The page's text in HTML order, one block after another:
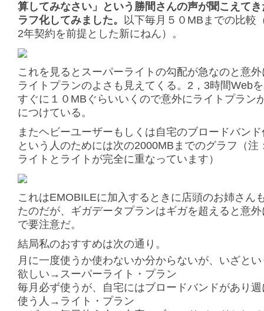
算してみなさい」という勝間さんの声が聞こえて
ラフ化してみました。
以下毎月５０MBまでの比較
2年契約を前提とした新にねん）。
これを見るとスーパーライトの勾配が急なのと意
ライトプランのよさも見えてくる。2，3時間Web
すぐに１０MBぐらいいくので意外にライトプラン
につけている。
またヘビーユーザーもしくは自宅のブロードバン
という人のためには次の2000MBまでのグラフ（注
ライトとライトが完全に重なっています）
これはEMOBILEに加入するときに店頭のお姉さん
たのだが、ギガデータプランはギガを超えると意
で要注意だ。
結局私のおすすめは次の通り。
月に一度使うか使わないか分からないが、いざと
欲しい→スーパーライト・プラン
毎月必ず使うが、自宅にはブロードバンドがあり
使う人→ライト・プラン